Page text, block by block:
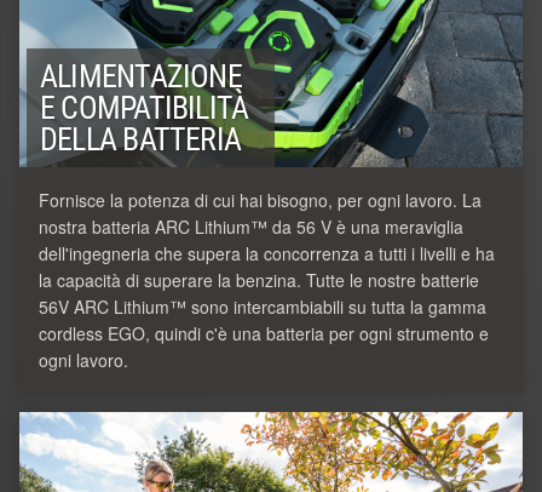
ALIMENTAZIONE
E COMPATIBILITÀ
DELLA BATTERIA
Fornisce la potenza di cui hai bisogno, per ogni lavoro. La
nostra batteria ARC Lithium™ da 56 V è una meraviglia
dell'ingegneria che supera la concorrenza a tutti i livelli e ha
la capacità di superare la benzina. Tutte le nostre batterie
56V ARC Lithium™ sono intercambiabili su tutta la gamma
cordless EGO, quindi c'è una batteria per ogni strumento e
ogni lavoro.